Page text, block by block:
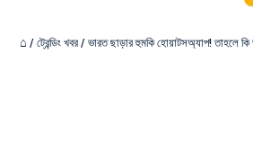
⌂ / ট্রেন্ডিং খবর / ভারত ছাড়ার হুমকি হোয়াটসঅ্যাপ! তাহলে